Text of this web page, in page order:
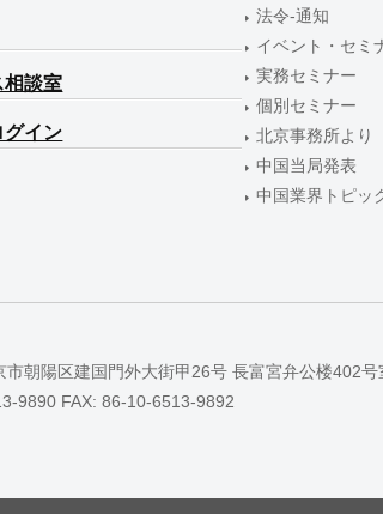
相談室
グイン
法令-通知
イベント・セミ
実務セミナー
個別セミナー
北京事務所より
中国当局発表
中国業界トピッ
朝陽区建国門外大街甲26号 長富宮弁公楼402号
9890 FAX: 86-10-6513-9892